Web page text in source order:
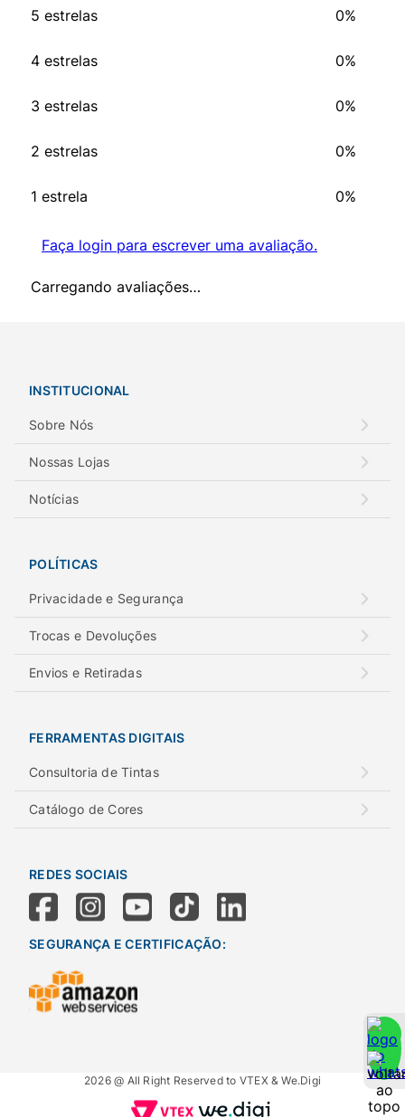
5 estrelas 0%
4 estrelas 0%
3 estrelas 0%
2 estrelas 0%
1 estrela 0%
Faça login para escrever uma avaliação.
Carregando avaliações…
INSTITUCIONAL
Sobre Nós
Nossas Lojas
Notícias
POLÍTICAS
Privacidade e Segurança
Trocas e Devoluções
Envios e Retiradas
FERRAMENTAS DIGITAIS
Consultoria de Tintas
Catálogo de Cores
REDES SOCIAIS
SEGURANÇA E CERTIFICAÇÃO:
2026 @ All Right Reserved to VTEX & We.Digi